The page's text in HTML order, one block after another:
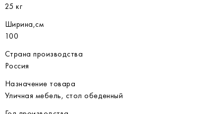
25 кг
Ширина,см
100
Страна производства
Россия
Назначение товара
Уличная мебель, стол обеденный